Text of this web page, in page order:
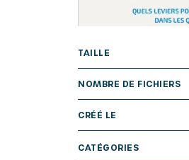
TAILLE
NOMBRE DE FICHIERS
CRÉÉ LE
CATÉGORIES